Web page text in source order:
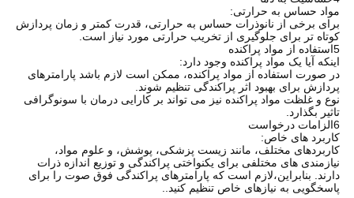
مواد حساس به حرارتی:
برای برخی از نانوذرات حساس به حرارتی، قدرت کمتر و زمان پردازش
کوتاه تر برای جلوگیری از تخریب حرارتی مورد نیاز است.
5استفاده از مواد پراکنده
اینکه آیا یک مواد پراکنده وجود دارد:
در صورت استفاده از مواد پراکنده، ممکن است لازم باشد پارامترهای
پردازش برای بهبود اثر پراکندگی تنظیم شوند.
نوع و غلظت مواد پراکنده نیز می تواند بر کارایی درمان با سونوگرافی
تاثیر بگذارد.
6الزامات درخواست
کاربرد های خاص:
کاربردهای مختلف، مانند زیست پزشکی، پوشش، و علوم مواد،
نیازمندی های مختلفی برای یکنواختی پراکندگی و توزیع اندازه ذرات
دارند. بنابراین،لازم است که پارامترهای پراکندگی فوق صوت را برای
پاسخگویی به نیازهای خاص تنظیم کنید..